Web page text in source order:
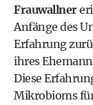
Frauwallner
Anfänge des
Erfahrung
ihres
Diese
Mikrobioms